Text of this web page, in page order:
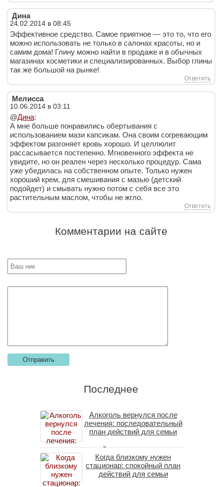
Дина
24.02.2014 в 08:45
Эффективное средство. Самое приятное — это то, что его
можно использовать не только в салонах красоты, но и
самим дома! Глину можно найти в продаже и в обычных
магазинах косметики и специализированных. Выбор глины
так же большой на рынке!
Ответить
Мелисса
10.06.2014 в 03:11
@Дина:
А мне больше понравились обертывания с
использованием мази капсикам. Она своим согревающим
эффектом разгоняет кровь хорошо. И целлюлит
рассасывается постепенно. Мгновенного эффекта не
увидите, но он реален через несколько процедур. Сама
уже убедилась на собственном опыте. Только нужен
хороший крем, для смешивания с мазью (детский
подойдет) и смывать нужно потом с себя все это
растительным маслом, чтобы не жгло.
Ответить
Комментарии на сайте
Последнее
Алкоголь вернулся после
лечения: последовательный
план действий для семьи
Когда близкому нужен
стационар: спокойный план
действий для семьи